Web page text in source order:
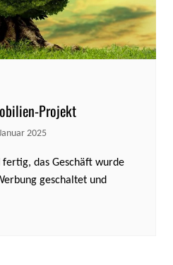
Projekt
2025
das Geschäft wurde
geschaltet und